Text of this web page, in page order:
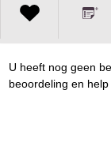
U heeft nog geen
beoordeling en